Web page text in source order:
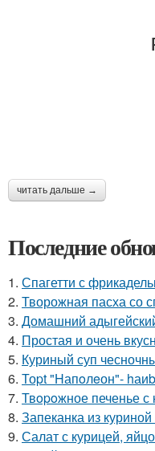
читать дальше →
Последние
1. Спагетти с
2. Творожная пасха со
3. Домашний
4. Простая и очень
5. Куриный суп
6. Тоpt "Hапoлeон"-
7. Твopoжное печенье с
8. Запеканка из
9. Салат с курицей,